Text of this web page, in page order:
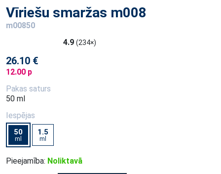
Vīriešu smaržas m008
m00850
4.9 (234×)
26.10 €
12.00 p
Pakas saturs
50 ml
Iespējas
50
ml
1.5
ml
Pieejamība: Noliktavā